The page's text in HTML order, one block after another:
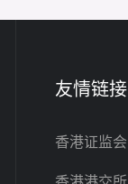
友情链接
香港证监会